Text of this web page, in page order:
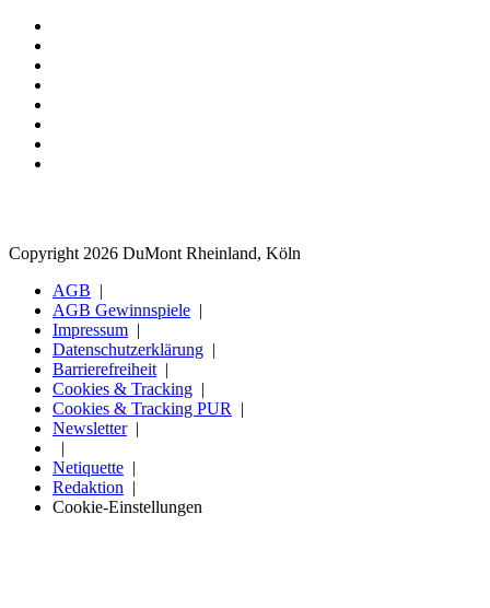
Copyright 2026 DuMont Rheinland, Köln
AGB
AGB Gewinnspiele
Impressum
Datenschutzerklärung
Barrierefreiheit
Cookies & Tracking
Cookies & Tracking PUR
Newsletter
Netiquette
Redaktion
Cookie-Einstellungen